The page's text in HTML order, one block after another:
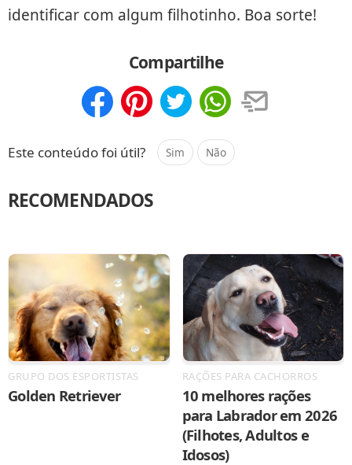
identificar com algum filhotinho. Boa sorte!
Compartilhe
Este conteúdo foi útil? Sim Não
RECOMENDADOS
GRUPO DOS ESPORTISTAS
Golden Retriever
RAÇÕES PARA CACHORROS
10 melhores rações
para Labrador em 2026
(Filhotes, Adultos e
Idosos)